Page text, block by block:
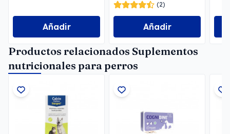
Añadir
(2)
Añadir
Productos relacionados Suplementos
nutricionales para perros